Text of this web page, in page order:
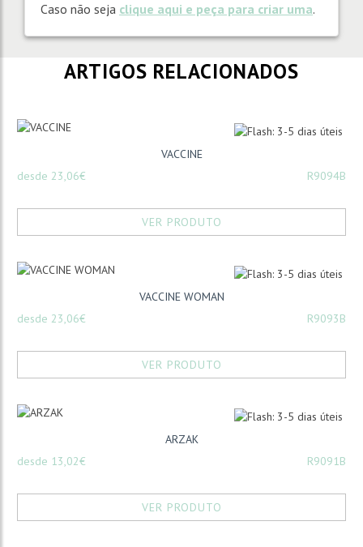
Caso não seja clique aqui e peça para criar uma.
ARTIGOS RELACIONADOS
VACCINE
desde 23,06€
R9094B
VER PRODUTO
VACCINE WOMAN
desde 23,06€
R9093B
VER PRODUTO
ARZAK
desde 13,02€
R9091B
VER PRODUTO